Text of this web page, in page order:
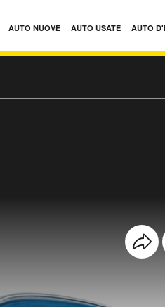
AUTO NUOVE AUTO USATE AUTO